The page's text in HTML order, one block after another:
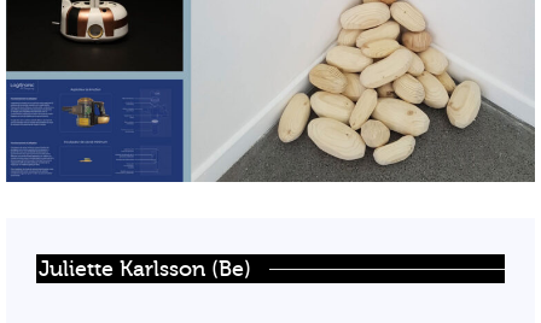
Juliette Karlsson (Be)